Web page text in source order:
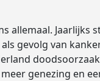
allemaal. Jaarlijks
gevolg van
genezing en